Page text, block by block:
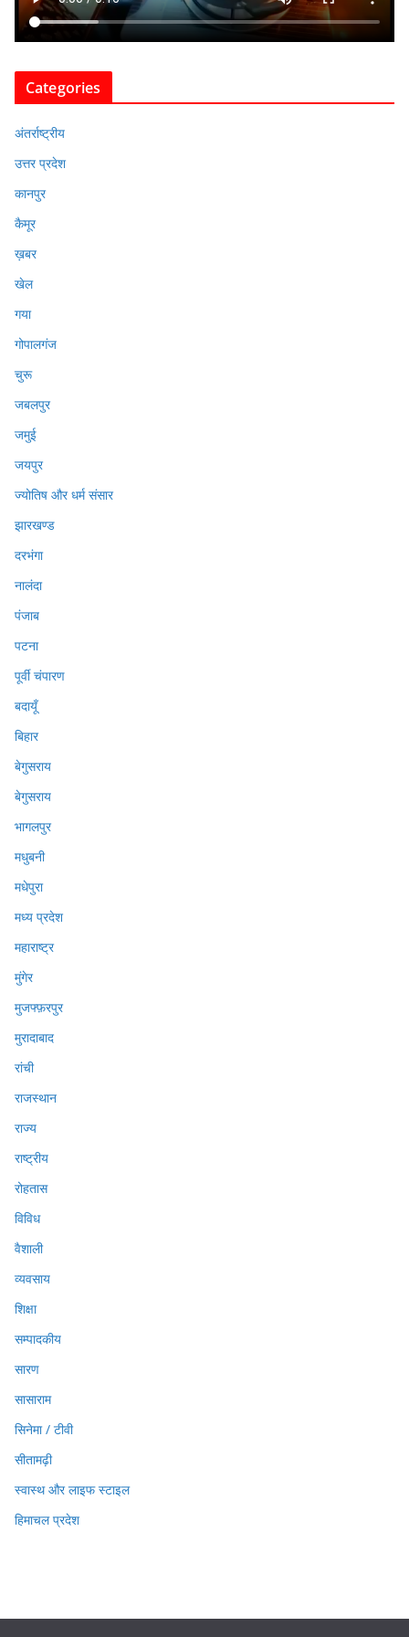
Categories
अंतर्राष्ट्रीय
उत्तर प्रदेश
कानपुर
कैमूर
ख़बर
खेल
गया
गोपालगंज
चुरू
जबलपुर
जमुई
जयपुर
ज्योतिष और धर्म संसार
झारखण्ड
दरभंगा
नालंदा
पंजाब
पटना
पूर्वी चंपारण
बदायूँ
बिहार
बेगुसराय
बेगुसराय
भागलपुर
मधुबनी
मधेपुरा
मध्य प्रदेश
महाराष्ट्र
मुंगेर
मुजफ्फ़रपुर
मुरादाबाद
रांची
राजस्थान
राज्य
राष्ट्रीय
रोहतास
विविध
वैशाली
व्यवसाय
शिक्षा
सम्पादकीय
सारण
सासाराम
सिनेमा / टीवी
सीतामढ़ी
स्वास्थ और लाइफ स्टाइल
हिमाचल प्रदेश